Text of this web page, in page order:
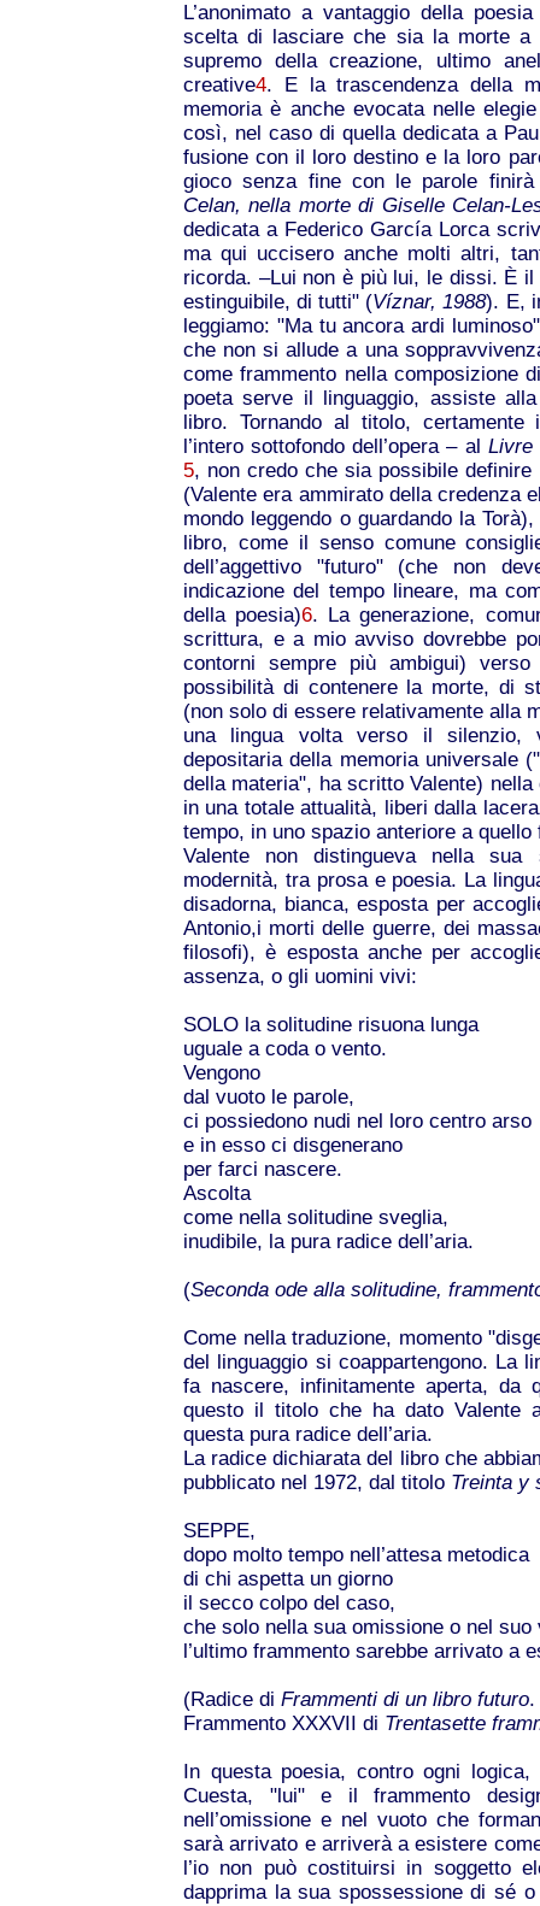
L’anonimato a vantaggio della
scelta di lasciare che sia la morte a
supremo della creazione, ultimo
creative4. E la trascendenza della
memoria è anche evocata nelle
così, nel caso di quella dedicata a
fusione con il loro destino e la loro
gioco senza fine con le parole
Celan, nella morte di Giselle Celan-
dedicata a Federico García Lorca
ma qui uccisero anche molti altri,
ricorda. –Lui non è più lui, le dissi. È
estinguibile, di tutti" (Víznar, 1988). E,
leggiamo: "Ma tu ancora ardi
che non si allude a una
come frammento nella composizione
poeta serve il linguaggio, assiste
libro. Tornando al titolo,
l’intero sottofondo dell’opera – al Livre
5, non credo che sia possibile
(Valente era ammirato della credenza
mondo leggendo o guardando la
libro, come il senso comune
dell’aggettivo "futuro" (che non
indicazione del tempo lineare, ma
della poesia)6. La generazione,
scrittura, e a mio avviso dovrebbe
contorni sempre più ambigui)
possibilità di contenere la morte, di
(non solo di essere relativamente alla
una lingua volta verso il silenzio,
depositaria della memoria universale
della materia", ha scritto Valente) nella
in una totale attualità, liberi dalla
tempo, in uno spazio anteriore a
Valente non distingueva nella
modernità, tra prosa e poesia. La
disadorna, bianca, esposta per
Antonio,i morti delle guerre, dei
filosofi), è esposta anche per
assenza, o gli uomini vivi:
SOLO la solitudine risuona lunga
uguale a coda o vento.
Vengono
dal vuoto le parole,
ci possiedono nudi nel loro centro arso
e in esso ci disgenerano
per farci nascere.
Ascolta
come nella solitudine sveglia,
inudibile, la pura radice dell’aria.
(Seconda ode alla solitudine,
Come nella traduzione, momento
del linguaggio si coappartengono. La
fa nascere, infinitamente aperta,
questo il titolo che ha dato Valente
questa pura radice dell’aria.
La radice dichiarata del libro che
pubblicato nel 1972, dal titolo Treinta y
SEPPE,
dopo molto tempo nell’attesa metodica
di chi aspetta un giorno
il secco colpo del caso,
che solo nella sua omissione o nel suo
l’ultimo frammento sarebbe arrivato a
(Radice di Frammenti di un libro futuro.
Frammento XXXVII di Trentasette
In questa poesia, contro ogni
Cuesta, "lui" e il frammento
nell’omissione e nel vuoto che
sarà arrivato e arriverà a esistere
l’io non può costituirsi in soggetto
dapprima la sua spossessione di sé